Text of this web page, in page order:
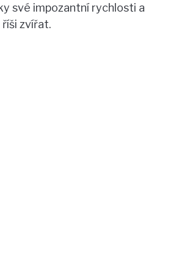
své impozantní rychlosti a
zvířat.